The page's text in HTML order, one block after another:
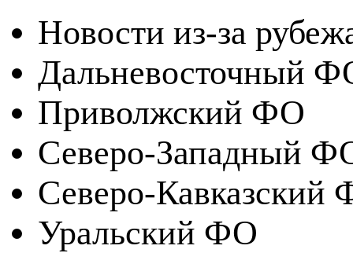
Новости из-за
Дальневосточный
Приволжский ФО
Северо-Западный
Северо-Кавказский
Уральский ФО